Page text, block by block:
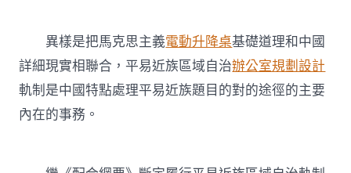
異樣是把馬克思主義電動升降桌基礎道理和中國
詳細現實相聯合，平易近族區域自治辦公室規劃設計
軌制是中國特點處理平易近族題目的對的途徑的主要
內在的事務。